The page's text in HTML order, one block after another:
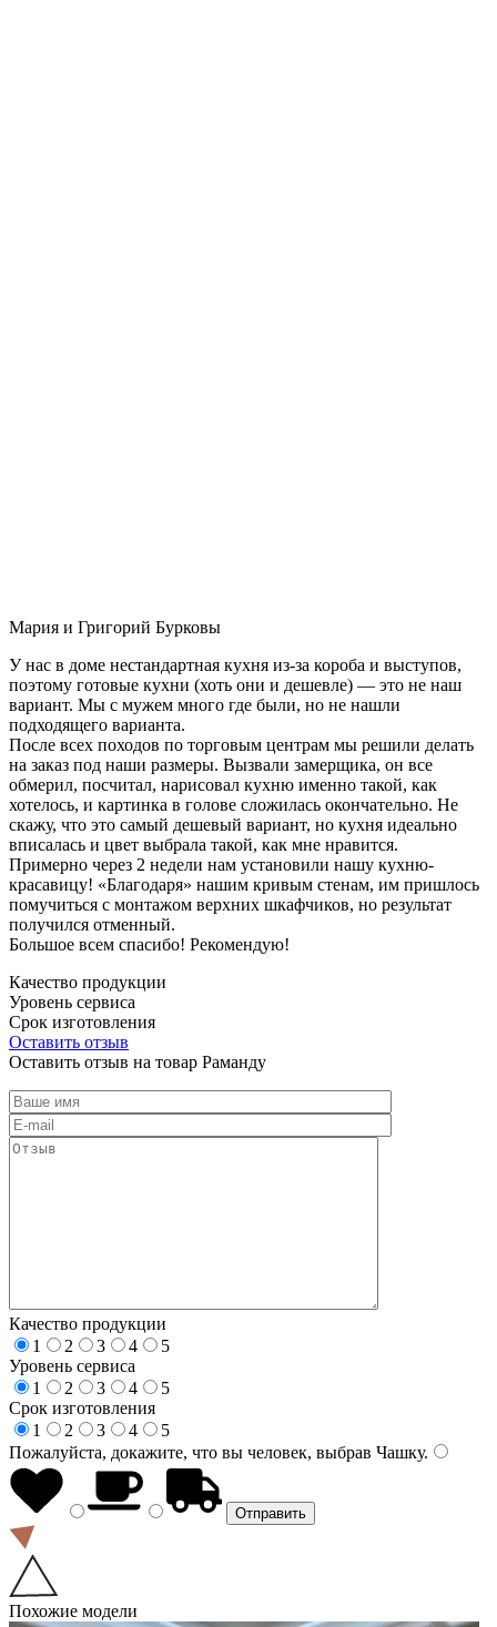
Мария и Григорий Бурковы
У нас в доме нестандартная кухня из-за короба и выступов,
поэтому готовые кухни (хоть они и дешевле) — это не наш
вариант. Мы с мужем много где были, но не нашли
подходящего варианта.
После всех походов по торговым центрам мы решили делать
на заказ под наши размеры. Вызвали замерщика, он все
обмерил, посчитал, нарисовал кухню именно такой, как
хотелось, и картинка в голове сложилась окончательно. Не
скажу, что это самый дешевый вариант, но кухня идеально
вписалась и цвет выбрала такой, как мне нравится.
Примерно через 2 недели нам установили нашу кухню-
красавицу! «Благодаря» нашим кривым стенам, им пришлось
помучиться с монтажом верхних шкафчиков, но результат
получился отменный.
Большое всем спасибо! Рекомендую!
Качество продукции
Уровень сервиса
Срок изготовления
Оставить отзыв
Оставить отзыв на товар Раманду
Качество продукции
1
2 3 4
5
Уровень сервиса
1
2 3 4
5
Срок изготовления
1
2 3 4
5
Пожалуйста, докажите, что вы человек, выбрав Чашку.
Похожие модели